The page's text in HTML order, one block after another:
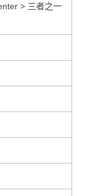
> 三者之一